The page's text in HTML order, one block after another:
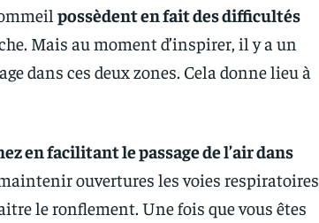
possèdent en fait des difficultés
Mais au moment d’inspirer, il y a un
dans ces deux zones. Cela donne lieu à
en facilitant le passage de l’air dans
ouvertures les voies respiratoires
le ronflement. Une fois que vous êtes